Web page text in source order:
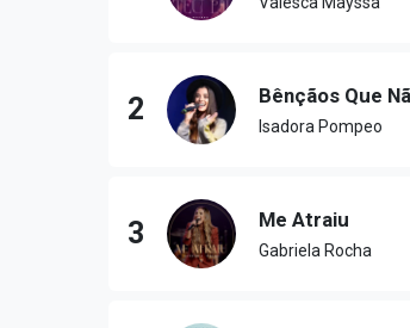
2 Bênçãos Que
Isadora Pompeo
3 Me Atraiu
Gabriela Rocha